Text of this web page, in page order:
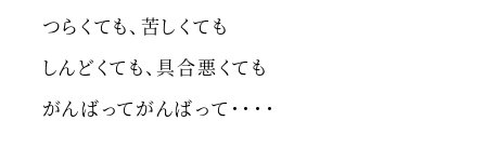
つらくても、苦しくても
しんどくても、具合悪くても
がんばってがんばって・・・・